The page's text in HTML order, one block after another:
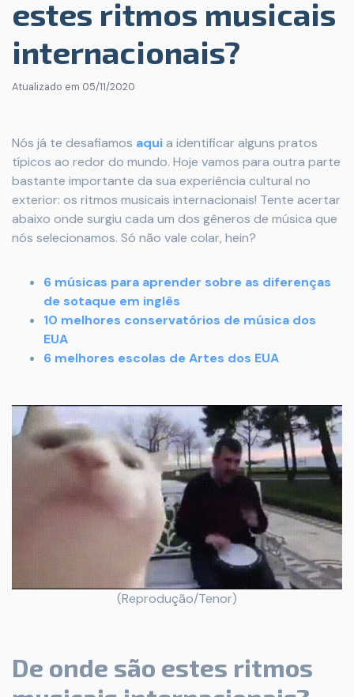
estes ritmos musicais
internacionais?
Atualizado em 05/11/2020
Nós já te desafiamos aquia identificar alguns pratos
típicos ao redor do mundo. Hoje vamos para outra parte
bastante importante da sua experiência cultural no
exterior: os ritmos musicais internacionais! Tente acertar
abaixo onde surgiu cada um dos gêneros de música que
nós selecionamos. Só não vale colar, hein?
6 músicas para aprender sobre as diferenças
de sotaque em inglês
10 melhores conservatórios de música dos
EUA
6 melhores escolas de Artes dos EUA
(Reprodução/Tenor)
De onde são estes ritmos